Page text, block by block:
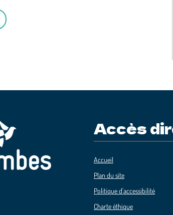
Accès
Accueil
Plan du site
Politique d'accessibilité
Charte éthique